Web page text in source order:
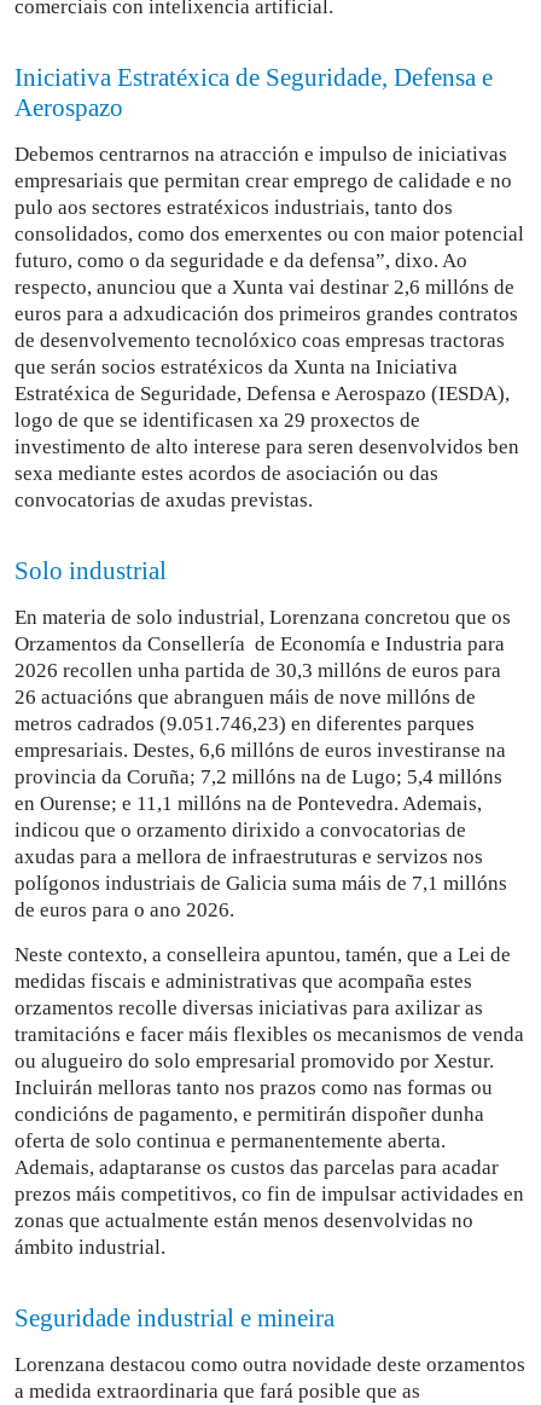
comerciais con intelixencia artificial.
Iniciativa Estratéxica de Seguridade, Defensa e
Aerospazo
Debemos centrarnos na atracción e impulso de iniciativas
empresariais que permitan crear emprego de calidade e no
pulo aos sectores estratéxicos industriais, tanto dos
consolidados, como dos emerxentes ou con maior potencial
futuro, como o da seguridade e da defensa”, dixo. Ao
respecto, anunciou que a Xunta vai destinar 2,6 millóns de
euros para a adxudicación dos primeiros grandes contratos
de desenvolvemento tecnolóxico coas empresas tractoras
que serán socios estratéxicos da Xunta na Iniciativa
Estratéxica de Seguridade, Defensa e Aerospazo (IESDA),
logo de que se identificasen xa 29 proxectos de
investimento de alto interese para seren desenvolvidos ben
sexa mediante estes acordos de asociación ou das
convocatorias de axudas previstas.
Solo industrial
En materia de solo industrial, Lorenzana concretou que os
Orzamentos da Consellería de Economía e Industria para
2026 recollen unha partida de 30,3 millóns de euros para
26 actuacións que abranguen máis de nove millóns de
metros cadrados (9.051.746,23) en diferentes parques
empresariais. Destes, 6,6 millóns de euros investiranse na
provincia da Coruña; 7,2 millóns na de Lugo; 5,4 millóns
en Ourense; e 11,1 millóns na de Pontevedra. Ademais,
indicou que o orzamento dirixido a convocatorias de
axudas para a mellora de infraestruturas e servizos nos
polígonos industriais de Galicia suma máis de 7,1 millóns
de euros para o ano 2026.
Neste contexto, a conselleira apuntou, tamén, que a Lei de
medidas fiscais e administrativas que acompaña estes
orzamentos recolle diversas iniciativas para axilizar as
tramitacións e facer máis flexibles os mecanismos de venda
ou alugueiro do solo empresarial promovido por Xestur.
Incluirán melloras tanto nos prazos como nas formas ou
condicións de pagamento, e permitirán dispoñer dunha
oferta de solo continua e permanentemente aberta.
Ademais, adaptaranse os custos das parcelas para acadar
prezos máis competitivos, co fin de impulsar actividades en
zonas que actualmente están menos desenvolvidas no
ámbito industrial.
Seguridade industrial e mineira
Lorenzana destacou como outra novidade deste orzamentos
a medida extraordinaria que fará posible que as